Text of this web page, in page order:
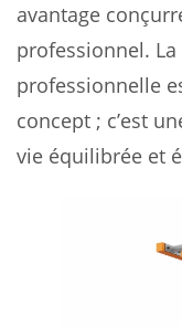
avantage
professionnel.
professionnelle
concept ; c’est
vie équilibrée et